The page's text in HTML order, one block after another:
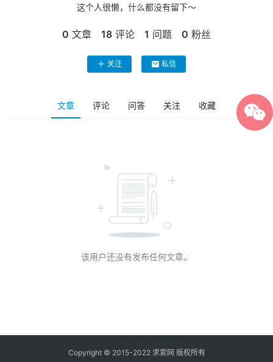
这个人很懒，什么都没有留下～
0 文章 18 评论 1 问题 0 粉丝
关注 私信
文章 评论 问答 关注 收藏
该用户还没有发布任何文章。
Copyright © 2015-2022 求索网 版权所有